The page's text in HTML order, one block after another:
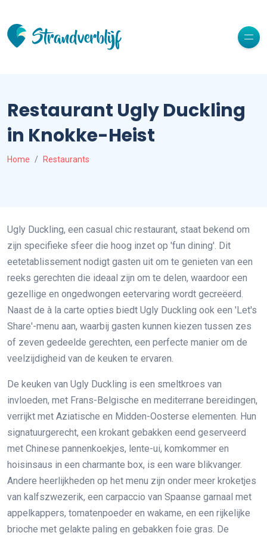
Restaurant Ugly Duckling
in Knokke-Heist
Home Restaurants
Ugly Duckling, een casual chic restaurant, staat bekend om
zijn specifieke sfeer die hoog inzet op 'fun dining'. Dit
eetetablissement nodigt gasten uit om te genieten van een
reeks gerechten die ideaal zijn om te delen, waardoor een
gezellige en ongedwongen eetervaring wordt gecreëerd.
Naast de à la carte opties biedt Ugly Duckling ook een 'Let's
Share'-menu aan, waarbij gasten kunnen kiezen tussen zes
of zeven gedeelde gerechten, een perfecte manier om de
veelzijdigheid van de keuken te ervaren.
De keuken van Ugly Duckling is een smeltkroes van
invloeden, met Frans-Belgische en mediterrane bereidingen,
verrijkt met Aziatische en Midden-Oosterse elementen. Hun
signatuurgerecht, een krokant gebakken eend geserveerd
met Chinese pannenkoekjes, lente-ui, komkommer en
hoisinsaus in een charmante box, is een ware blikvanger.
Andere heerlijkheden op het menu zijn onder meer kroketjes
van kalfszwezerik, een carpaccio van Spaanse garnaal met
appelkappers, tomatenpoeder en wakame, en een rijkelijke
brioche met gelakte paling en gebakken foie gras. De